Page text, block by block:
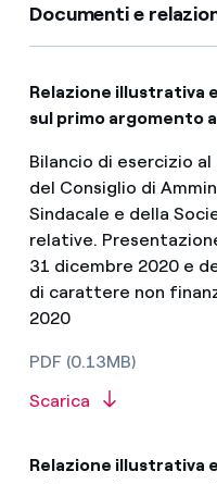
Documenti e
Relazione illustrativa
sul primo argomento
Bilancio di esercizio
del Consiglio di
Sindacale e della
relative.
31 dicembre 2020 e
di carattere non
2020
PDF (0.13MB)
Scarica
Relazione illustrativa